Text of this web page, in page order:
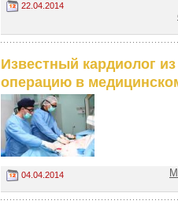
22.04.2014
Известный кардиолог
операцию в
04.04.2014